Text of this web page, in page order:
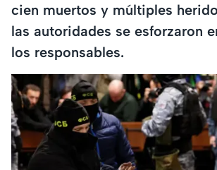
cien muertos y múltiples
las autoridades se esforzaron
los responsables.